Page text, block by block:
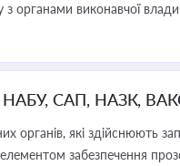
з органами виконавчої влади
НАБУ, САП, НАЗК,
які здійснюють
забезпечення